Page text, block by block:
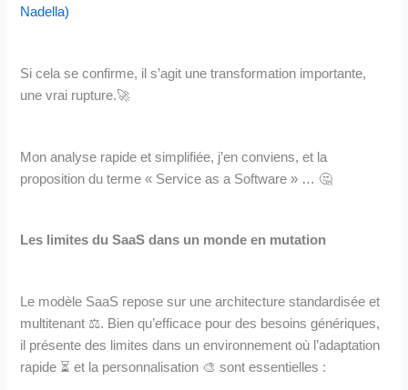
Nadella)
Si cela se confirme, il s’agit une transformation importante,
une vrai rupture.🚀
Mon analyse rapide et simplifiée, j’en conviens, et la
proposition du terme « Service as a Software » … 🤔
Les limites du SaaS dans un monde en mutation
Le modèle SaaS repose sur une architecture standardisée et
multitenant ⚖️. Bien qu’efficace pour des besoins génériques,
il présente des limites dans un environnement où l’adaptation
rapide ⏳ et la personnalisation 🎨 sont essentielles :